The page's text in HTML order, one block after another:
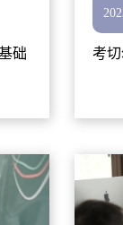
础 考